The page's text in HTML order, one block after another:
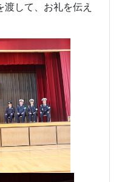
して、お礼を伝え